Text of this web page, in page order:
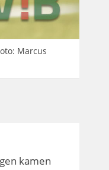
Marcus
kamen